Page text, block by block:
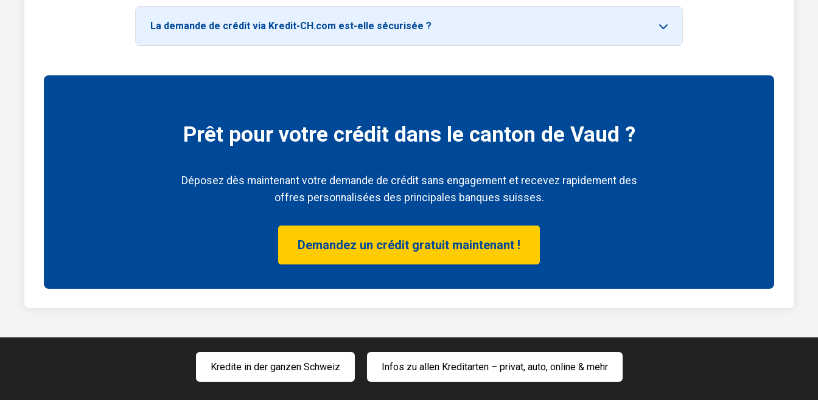
La demande de crédit via Kredit-CH.com est-elle sécurisée ?
Prêt pour votre crédit dans le canton de Vaud ?
Déposez dès maintenant votre demande de crédit sans engagement et recevez rapidement des
offres personnalisées des principales banques suisses.
Demandez un crédit gratuit maintenant !
Kredite in der ganzen Schweiz Infos zu allen Kreditarten – privat, auto, online & mehr